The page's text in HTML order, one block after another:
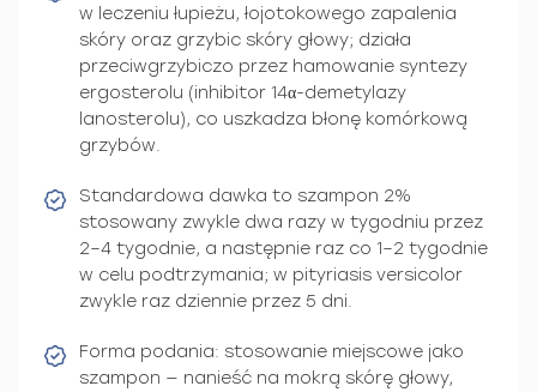
w leczeniu łupieżu, łojotokowego zapalenia
skóry oraz grzybic skóry głowy; działa
przeciwgrzybiczo przez hamowanie syntezy
ergosterolu (inhibitor 14α-demetylazy
lanosterolu), co uszkadza błonę komórkową
grzybów.
Standardowa dawka to szampon 2%
stosowany zwykle dwa razy w tygodniu przez
2–4 tygodnie, a następnie raz co 1–2 tygodnie
w celu podtrzymania; w pityriasis versicolor
zwykle raz dziennie przez 5 dni.
Forma podania: stosowanie miejscowe jako
szampon — nanieść na mokrą skórę głowy,